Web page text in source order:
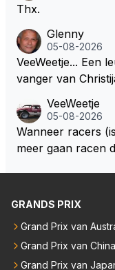
Thx.
Glenny
05-08-2026
VeeWeetje... Een leuk wist-je-dat-je… De tijdelijke ver
vanger van
rkus Winkelhock.
oeltje definitief
o. Na 2 rondes gokte Markus Winkelhock goed (hij k
Dat was ook de
en had, werd hij
n achterhaald. Hij
technisch mankement. Het was ook de
at Markus
VeeWeetje
05-08-2026
Wanneer racers
meer gaan racen
GRANDS PRIX
Grand Prix van
Grand Prix van China
Grand Prix van